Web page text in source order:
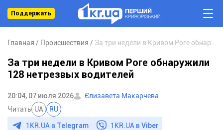
Поддержать
Главная Происшествия
За три недели в Кривом Роге обнаружили
128 нетрезвых водителей
20:04, 07 июля 2026
Єлизавета Макарчева
Читать UA RU
1KR.UA в Telegram 1KR.UA вViber